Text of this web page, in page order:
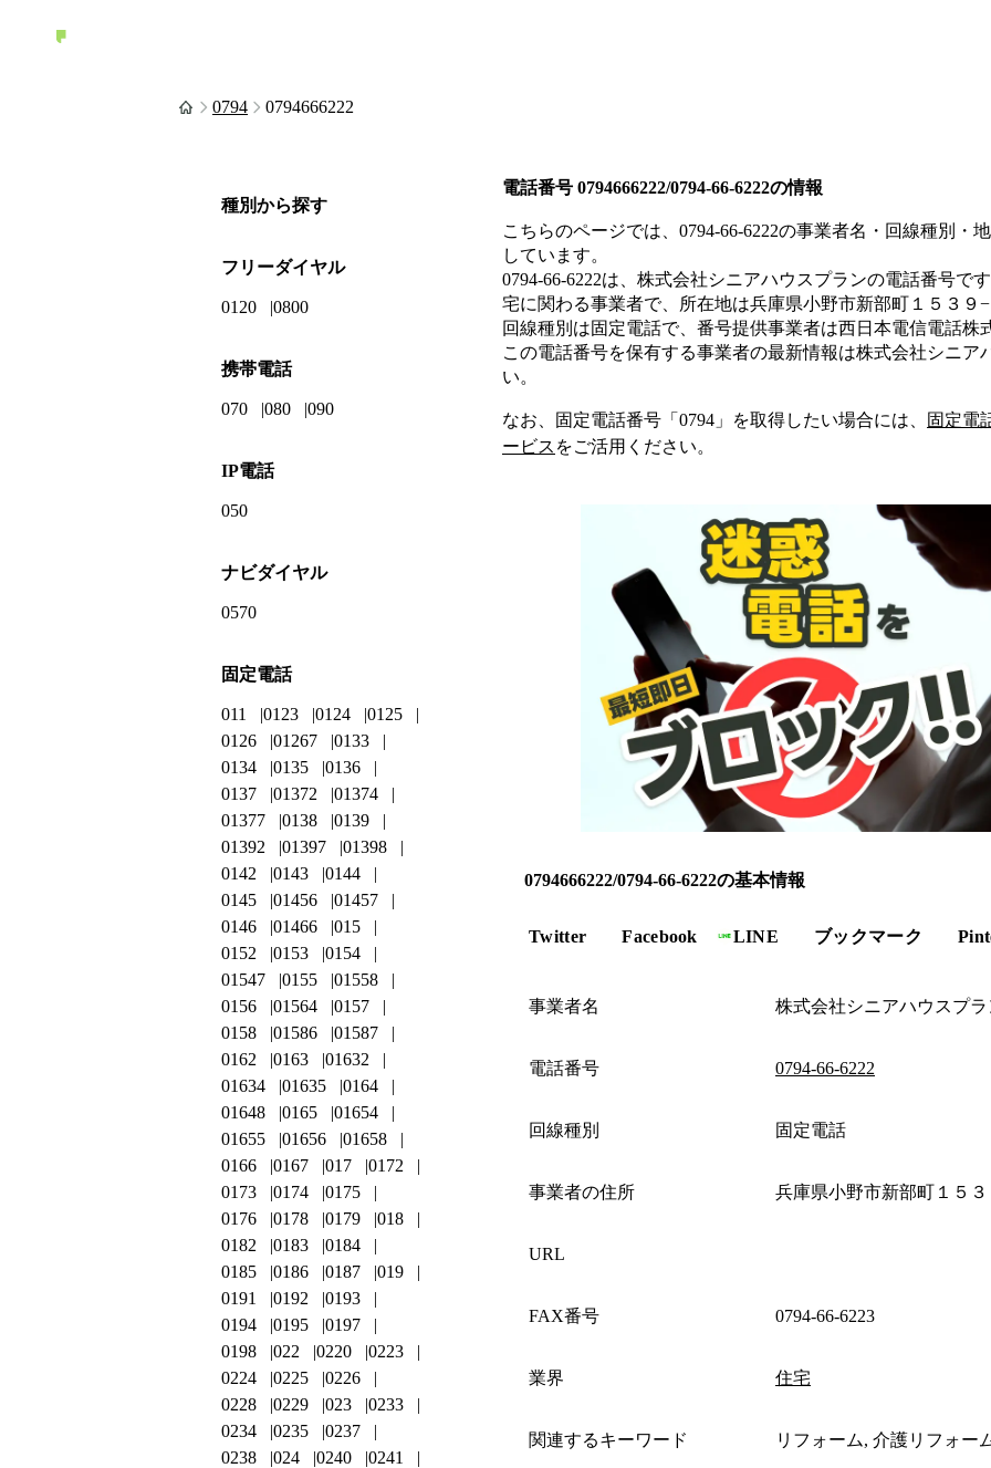
0794 0794666222
電話番号 0794666222/0794-66-6222の情報
こちらのページでは、 0794-66-6222の事業者名・回線種別・
しています。
0794-66-6222は、 株式会社シニアハウスプランの電話番号です
宅に関わる事業者で、所在地は兵庫県小野市新部町１５３９−
回線種別は固定電話で、番号提供事業者は西日本電信電話株
この電話番号を保有する事業者の最新情報は株式会社シニア
い。
なお、固定電話番号「 0794 」を取得したい場合には、 固定電
ービス をご活用ください。
0794666222/0794-66-6222の基本情報
Twitter Facebook LINE ブックマーク
事業者名 株式会社シニアハウスプラ
電話番号 0794-66-6222
回線種別 固定電話
事業者の住所 兵庫県小野市新部町１５３
URL
FAX番号 0794-66-6223
業界 住宅
関連するキーワード リフォーム, 介護リフォー
種別から探す
フリーダイヤル
0120 0800
携帯電話
070 080 090
IP電話
050
ナビダイヤル
0570
固定電話
011 0123 0124
0125
0126
01267
0133
0134
0135
0136
0137
01372
01374
01377
0138
0139
01392
01397
01398
0142
0143
0144
0145
01456
01457
0146
01466
015
0152
0153
0154
01547
0155
01558
0156
01564
0157
0158
01586
01587
0162
0163
01632
01634
01635
0164
01648
0165
01654
01655
01656
01658
0166
0167 017
0172
0173
0174
0175
0176
0178 0179
018
0182
0183
0184
0185
0186 0187
019
0191
0192
0193
0194
0195
0197
0198
022 0220
0223
0224
0225
0226
0228
0229 023
0233
0234
0235
0237
0238
024 0240
0241